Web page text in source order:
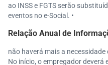
ao INSS e FGTS serão
eventos no e-Social. •
Relação Anual de
não haverá mais a
No início, o empregador deverá